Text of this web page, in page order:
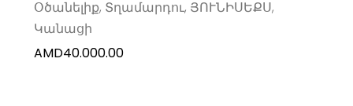
Օծանելիք, Տղամարդու, ՅՈՒՆԻՍԵՔՍ,
Կանացի
AMD40.000.00